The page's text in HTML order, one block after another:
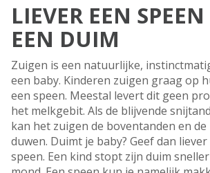
LIEVER EEN
EEN DUIM
Zuigen is een natuurlijke,
een baby. Kinderen zuigen graag op
een speen. Meestal levert dit geen
het melkgebit. Als de blijvende
kan het zuigen de boventanden en
duwen. Duimt je baby? Geef dan
speen. Een kind stopt zijn duim